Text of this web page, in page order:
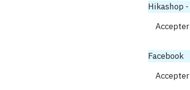
Hikashop
Accepter
Facebook
Accepter